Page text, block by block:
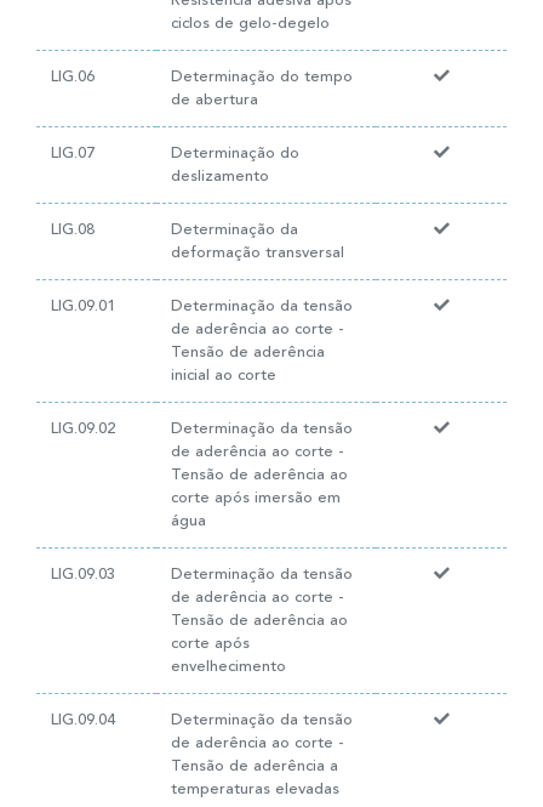
ciclos de gelo-degelo
LIG.06
Determinação do tempo
de abertura
LIG.07
Determinação do
deslizamento
LIG.08
Determinação da
deformação transversal
LIG.09.01
Determinação da tensão
de aderência ao corte -
Tensão de aderência
inicial ao corte
LIG.09.02
Determinação da tensão
de aderência ao corte -
Tensão de aderência ao
corte após imersão em
água
LIG.09.03
Determinação da tensão
de aderência ao corte -
Tensão de aderência ao
corte após
envelhecimento
LIG.09.04
Determinação da tensão
de aderência ao corte -
Tensão de aderência a
temperaturas elevadas